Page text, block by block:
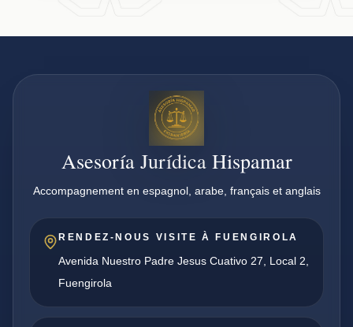
Asesoría Jurídica Hispamar
Accompagnement en espagnol, arabe, français et anglais
RENDEZ-NOUS VISITE À FUENGIROLA
Avenida Nuestro Padre Jesus Cuativo 27, Local 2,
Fuengirola